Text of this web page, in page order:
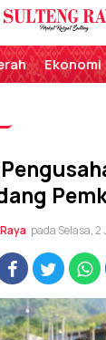
Sulteng Raya
Perekat Rakyat
Ekonomi
pada Selasa,